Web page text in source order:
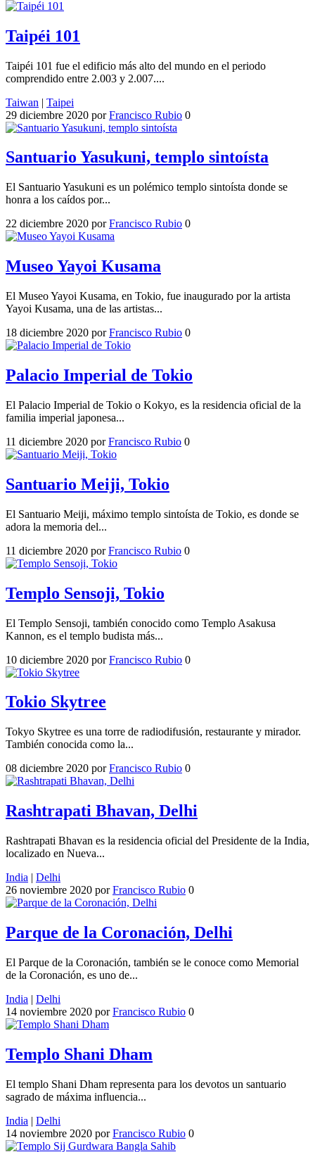
Taipéi 101
Taipéi 101 fue el edificio más alto del mundo en el periodo
comprendido entre 2.003 y 2.007....
Taiwan | Taipei
29 diciembre 2020 porFrancisco Rubio 0
Santuario Yasukuni, templo sintoísta
El Santuario Yasukuni es un polémico templo sintoísta donde se
honra a los caídos por...
22 diciembre 2020 porFrancisco Rubio 0
Museo Yayoi Kusama
El Museo Yayoi Kusama, en Tokio, fue inaugurado por la artista
Yayoi Kusama, una de las artistas...
18 diciembre 2020 porFrancisco Rubio 0
Palacio Imperial de Tokio
El Palacio Imperial de Tokio o Kokyo, es la residencia oficial de la
familia imperial japonesa...
11 diciembre 2020 porFrancisco Rubio 0
Santuario Meiji, Tokio
El Santuario Meiji, máximo templo sintoísta de Tokio, es donde se
adora la memoria del...
11 diciembre 2020 porFrancisco Rubio 0
Templo Sensoji, Tokio
El Templo Sensoji, también conocido como Templo Asakusa
Kannon, es el templo budista más...
10 diciembre 2020 porFrancisco Rubio 0
Tokio Skytree
Tokyo Skytree es una torre de radiodifusión, restaurante y mirador.
También conocida como la...
08 diciembre 2020 porFrancisco Rubio 0
Rashtrapati Bhavan, Delhi
Rashtrapati Bhavan es la residencia oficial del Presidente de la India,
localizado en Nueva...
India | Delhi
26 noviembre 2020 porFrancisco Rubio 0
Parque de la Coronación, Delhi
El Parque de la Coronación, también se le conoce como Memorial
de la Coronación, es uno de...
India | Delhi
14 noviembre 2020 porFrancisco Rubio 0
Templo Shani Dham
El templo Shani Dham representa para los devotos un santuario
sagrado de máxima influencia...
India | Delhi
14 noviembre 2020 porFrancisco Rubio 0